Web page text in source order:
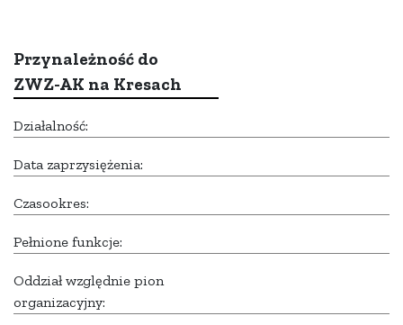
Przynależność do
ZWZ-AK na Kresach
Działalność:
Data zaprzysiężenia:
Czasookres:
Pełnione funkcje:
Oddział względnie pion
organizacyjny: